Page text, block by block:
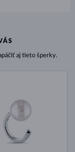
aj tieto šperky.